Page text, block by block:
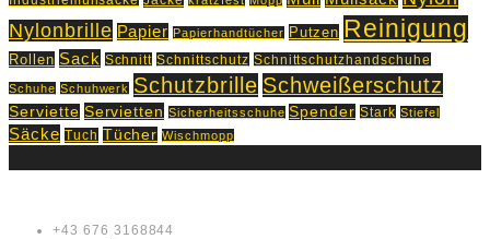
Nylonbrille Papier Papierhandtücher Putzen Reinigung
Rollen Sack Schnitt Schnittschutz Schnittschutzhandschuhe
Schuhe Schuhwerk Schutzbrille Schweißerschutz
Serviette Servietten Sicherheitsschuhe Spender Stark Stiefel
Säcke Tuch Tücher Wischmopp
+43 676 3168844